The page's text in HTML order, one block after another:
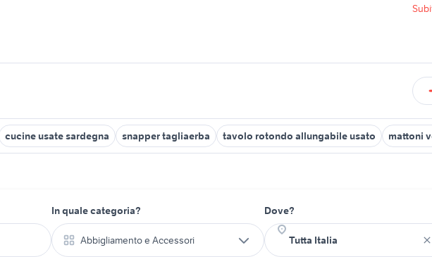
cucine usate sardegna snapper tagliaerba tavolo rotondo allungabile usato mattoni
In quale categoria?
Abbigliamento e Accessori
Dove?